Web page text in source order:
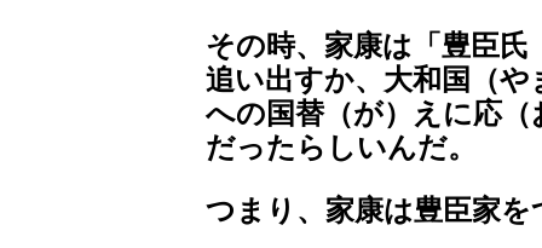
その時、家康は「豊臣
追い出すか、大和国（
への国替（が）えに応
だったらしいんだ。
つまり、家康は豊臣家